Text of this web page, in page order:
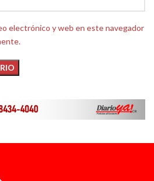
electrónico y web en este navegador